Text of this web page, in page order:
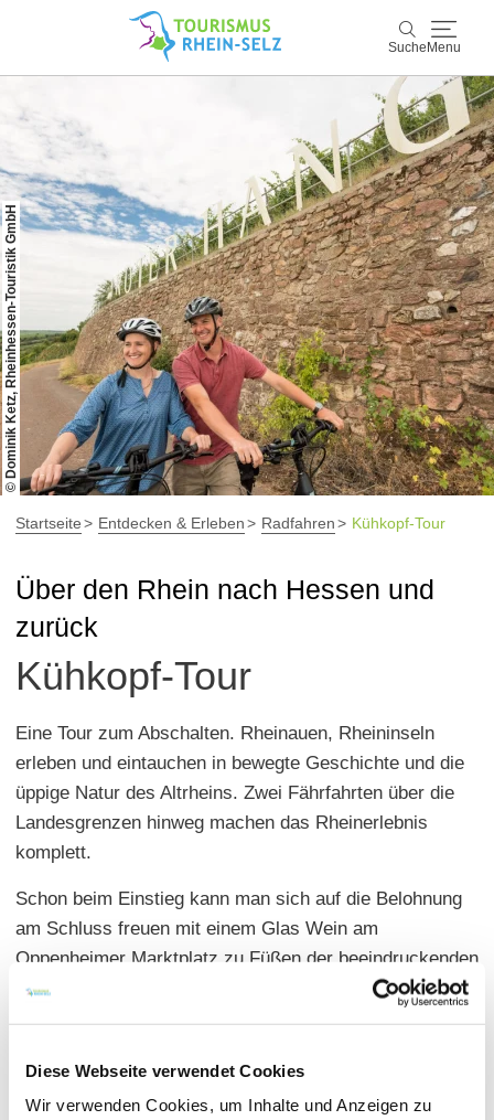
Diese Webseite verwendet Cookies
Wir verwenden Cookies, um Inhalte und Anzeigen zu
Suche Menu
Suche
Entdecken & Erleben
Wein & Genuss
Kultur & Events
Buchen & Service
© Dominik Ketz, Rheinhessen-Touristik GmbH
Startseite Entdecken & Erleben Radfahren Kühkopf-Tour
Über den Rhein nach Hessen und
zurück
Kühkopf-Tour
Eine Tour zum Abschalten. Rheinauen, Rheininseln
erleben und eintauchen in bewegte Geschichte und die
üppige Natur des Altrheins. Zwei Fährfahrten über die
Landesgrenzen hinweg machen das Rheinerlebnis
komplett.
Schon beim Einstieg kann man sich auf die Belohnung
am Schluss freuen mit einem Glas Wein am
Oppenheimer Marktplatz zu Füßen der beeindruckenden
Katharinenkirche
. Aber erst einmal geht es mit der
ins bedeutende Vogelreservat des “Naturschutzgebietes
Kühkopf-Knoblochsaue”, wo sich idyllische